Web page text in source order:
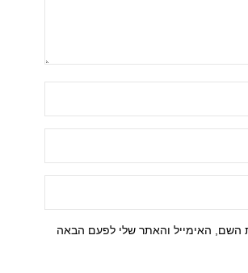
השם, האימייל והאתר שלי לפעם הבאה